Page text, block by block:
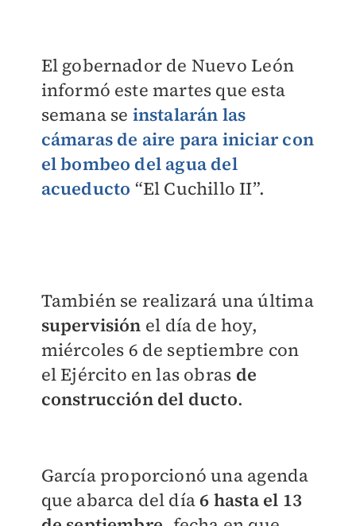
El gobernador de Nuevo León
informó este martes que esta
semana se instalarán las
cámaras de aire para iniciar con
el bombeo del agua del
acueducto “El Cuchillo II”.
También se realizará una última
supervisión el día de hoy,
miércoles 6 de septiembre con
el Ejército en las obras de
construcción del ducto.
García proporcionó una agenda
que abarca del día6 hasta el 13